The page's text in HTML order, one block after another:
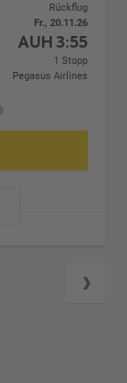
Rückflug
Fr., 20.11.26
AUH 3:55
1 Stopp
Pegasus Airlines